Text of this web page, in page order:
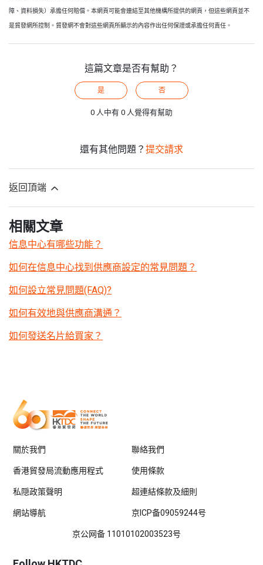
障、資料損失）承擔任何賠償。本網頁可能會連結至其他機構所提供的網頁，但這些網頁並不
是貿發網所控制。貿發網不會對這些網頁所顯示的內容作出任何保證或承擔任何責任。
這篇文章是否有幫助？
是 否
0 人中有 0 人覺得有幫助
還有其他問題？ 提交請求
返回頂端
相關文章
信息中心有哪些功能？
如何在信息中心找到供應商設定的常見問題？
如何設立常見問題(FAQ)?
如何有效地與供應商溝通？
如何發送名片給買家？
關於我們 聯絡我們
香港貿發局流動應用程式 使用條款
私隠政策聲明 超連結條款及細則
網站導航 京ICP备09059244号
京公网备 11010102003523号